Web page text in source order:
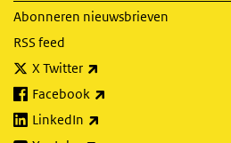
Abonneren nieuwsbrieven
RSS feed
X Twitter
Facebook
LinkedIn